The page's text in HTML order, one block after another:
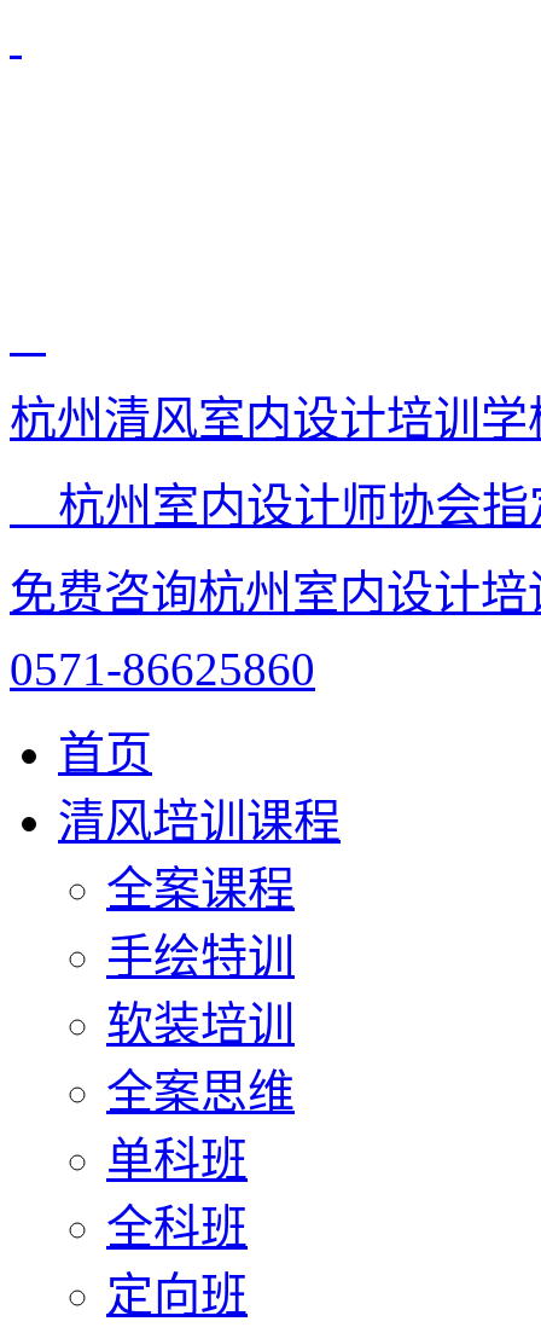
杭州清风室内设计培训学
杭州室内设计师协会
免费咨询杭州室内设计
0571-86625860
首页
清风培训课程
全案课程
手绘特训
软装培训
全案思维
单科班
全科班
定向班